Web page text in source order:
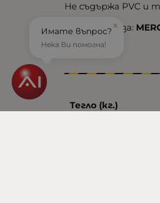
Не съдържа PVC и
Подходящи за:
Тегло (кг.)
×
Имате въпрос?
Нека Ви помогна!